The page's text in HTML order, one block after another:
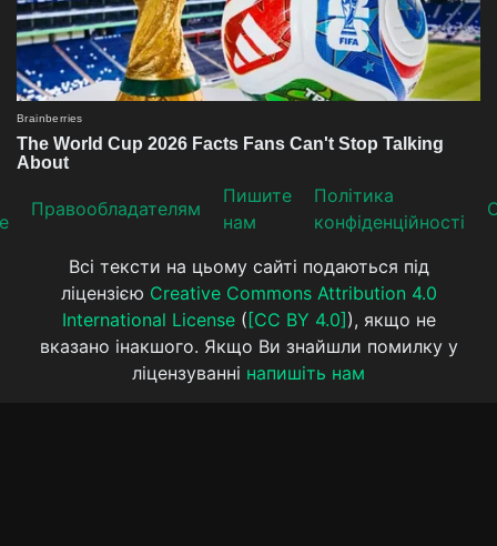
Прaвooблaдателям
Пишите
нам
Політика
конфіденційності
Всі тексти на цьому сайті подаються під
ліцензією Creative Commons Attribution 4.0
International License( [CC BY 4.0] ), якщо не
вказано інакшого. Якщо Ви знайшли помилку у
ліцензуванні напишіть нам